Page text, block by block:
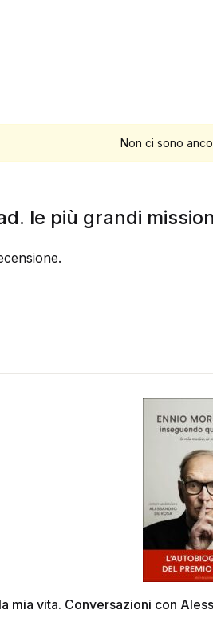
Non ci sono
le più grandi
mia vita. Conversazioni con